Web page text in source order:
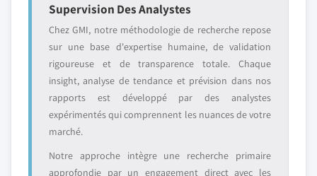
Supervision Des Analystes
Chez GMI, notre méthodologie de recherche repose
sur une base d'expertise humaine, de validation
rigoureuse et de transparence totale. Chaque
insight, analyse de tendance et prévision dans nos
rapports est développé par des analystes
expérimentés qui comprennent les nuances de votre
marché.
Notre approche intègre une recherche primaire
approfondie par un engagement direct avec les